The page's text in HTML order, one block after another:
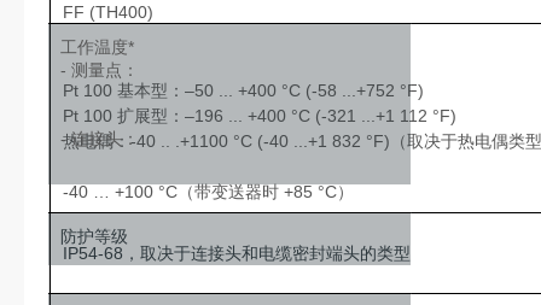
FF (TH400)
工作温度*
- 测量点：
- 连接头：
Pt 100 基本型：–50 ... +400 °C (-58 ...+752 °F)
Pt 100 扩展型：–196 ... +400 °C (-321 ...+1 112 °F)
热电偶：-40 .. .+1100 °C (-40 ...+1 832 °F)（取决于热电偶类
-40 … +100 °C（带变送器时 +85 °C）
防护等级
IP54-68，取决于连接头和电缆密封端头的类型